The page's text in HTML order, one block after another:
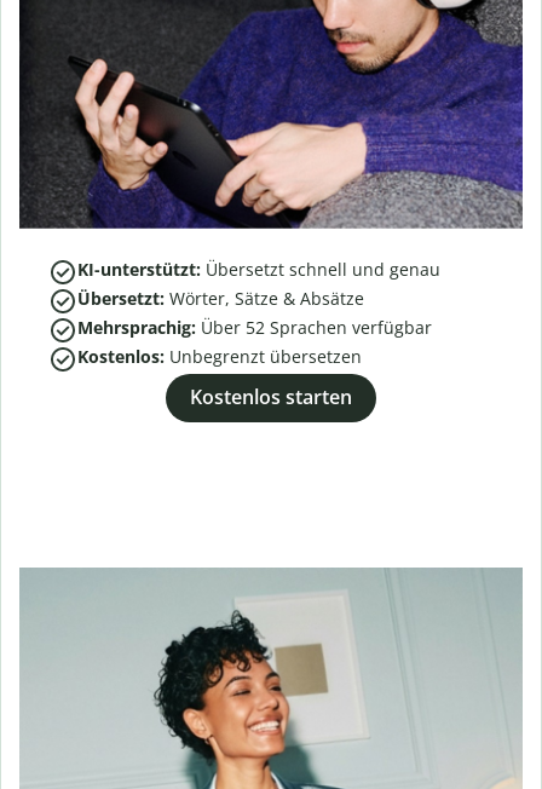
KI-unterstützt: Übersetzt schnell und genau
Übersetzt: Wörter, Sätze & Absätze
Mehrsprachig: Über 52 Sprachen verfügbar
Kostenlos: Unbegrenzt übersetzen
Kostenlos starten